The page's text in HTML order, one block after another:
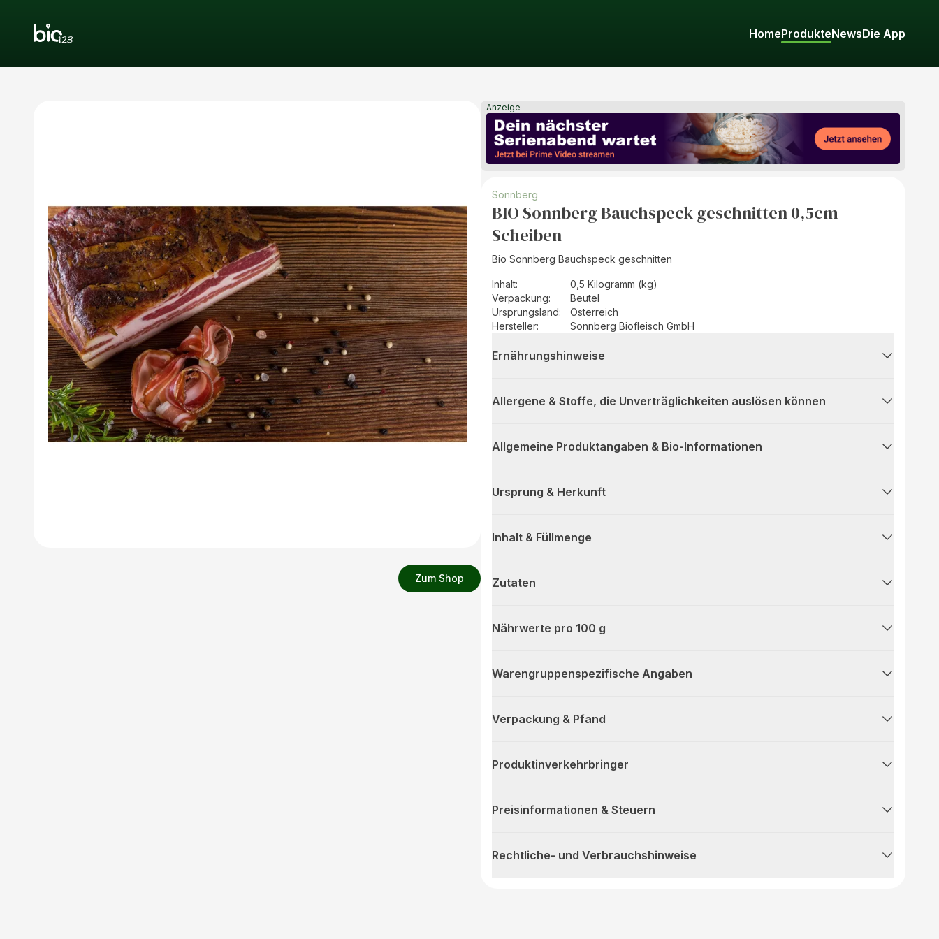
HomeProdukteNewsDie App
Zum Shop
Anzeige
Sonnberg
BIO Sonnberg Bauchspeck geschnitten 0,5cm
Scheiben
Bio Sonnberg Bauchspeck geschnitten
Inhalt:
0,5 Kilogramm (kg)
Verpackung:
Beutel
Ursprungsland:
Österreich
Hersteller: Sonnberg Biofleisch GmbH
Ernährungshinweise
Allergene & Stoffe, die Unverträglichkeiten auslösen können
Allgemeine Produktangaben & Bio-Informationen
Ursprung & Herkunft
Inhalt & Füllmenge
Zutaten
Nährwerte pro 100 g
Warengruppenspezifische Angaben
Verpackung & Pfand
Produktinverkehrbringer
Preisinformationen & Steuern
Rechtliche- und Verbrauchshinweise